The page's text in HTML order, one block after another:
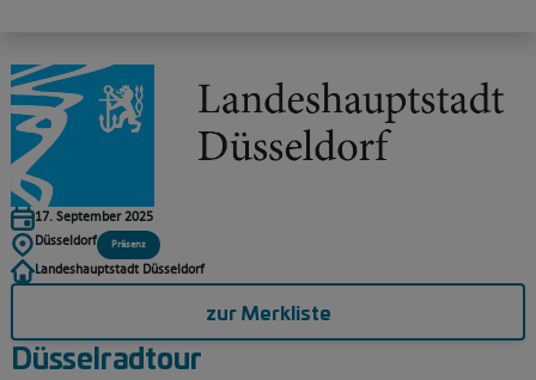
Düsselradtour
17. September 2025
Düsseldorf
Präsenz
Landeshauptstadt Düsseldorf
zur Merkliste